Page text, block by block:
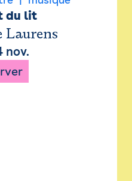
du lit
Laurens
nov.